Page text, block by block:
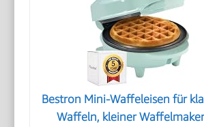
Bestron Mini-Waffeleisen für
Waffeln, kleiner